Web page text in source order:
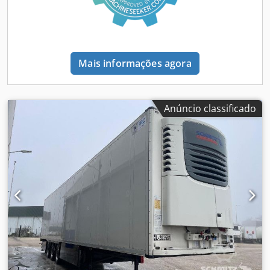
elevatório, Porta-paletes, Plataforma, Sistema de travagem
eletrónico EBS, Suporte para extintor, Caixa de
ferramentas, Suporte para roda sobressalente, Registador
Dispositivo anti-salpicos, Jantes de liga leve, Sistema de
controlo da pressão dos pneus. Cjdpfszk Rw Sjx Aprjrf
Mais informações agora
Anúncio classificado